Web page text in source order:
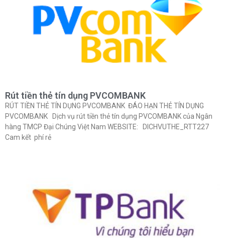
Rút tiền thẻ tín dụng PVCOMBANK
RÚT TIỀN THẺ TÍN DỤNG PVCOMBANK ĐÁO HẠN THẺ TÍN DỤNG
PVCOMBANK Dịch vụ rút tiền thẻ tín dụng PVCOMBANK của Ngân
hàng TMCP Đại Chúng Việt Nam WEBSITE: DICHVUTHE_RTT227
Cam kết phí rẻ